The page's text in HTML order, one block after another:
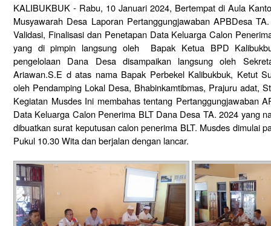
KALIBUKBUK - Rabu, 10 Januari 2024, Bertempat di Aula
Musyawarah Desa Laporan Pertanggungjawaban APBDesa
Validasi, Finalisasi dan Penetapan Data Keluarga Calon
yang di pimpin langsung oleh Bapak Ketua BPD
pengelolaan Dana Desa disampaikan langsung oleh
Ariawan.S.E d atas nama Bapak Perbekel Kalibukbuk, Ketut
oleh Pendamping Lokal Desa, Bhabinkamtibmas, Prajuru adat,
Kegiatan Musdes Ini membahas tentang Pertanggungjawaban
Data Keluarga Calon Penerima BLT Dana Desa TA. 2024 yang
dibuatkan surat keputusan calon penerima BLT. Musdes dimulai
Pukul 10.30 Wita dan berjalan dengan lancar.